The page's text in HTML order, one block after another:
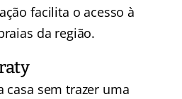
facilita o acesso à
da região.
casa sem trazer uma